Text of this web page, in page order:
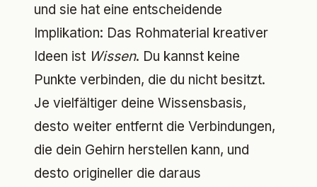
und sie hat eine entscheidende
Implikation: Das Rohmaterial kreativer
Ideen ist Wissen. Du kannst keine
Punkte verbinden, die du nicht besitzt.
Je vielfältiger deine Wissensbasis,
desto weiter entfernt die Verbindungen,
die dein Gehirn herstellen kann, und
desto origineller die daraus